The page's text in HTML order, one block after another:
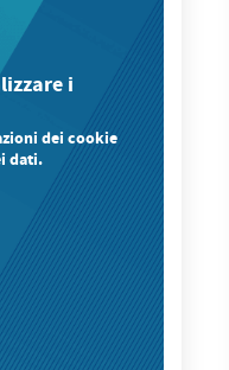
i
dei cookie
dati.